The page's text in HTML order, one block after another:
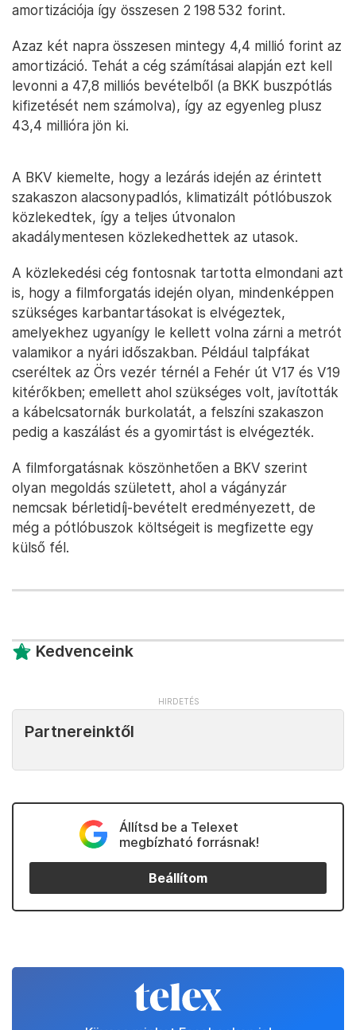
amortizációja így összesen 2 198 532 forint.
Azaz két napra összesen mintegy 4,4 millió forint az
amortizáció. Tehát a cég számításai alapján ezt kell
levonni a 47,8 milliós bevételből (a BKK buszpótlás
kifizetését nem számolva), így az egyenleg plusz
43,4 millióra jön ki.
A BKV kiemelte, hogy a lezárás idején az érintett
szakaszon alacsonypadlós, klimatizált pótlóbuszok
közlekedtek, így a teljes útvonalon
akadálymentesen közlekedhettek az utasok.
A közlekedési cég fontosnak tartotta elmondani azt
is, hogy a filmforgatás idején olyan, mindenképpen
szükséges karbantartásokat is elvégeztek,
amelyekhez ugyanígy le kellett volna zárni a metrót
valamikor a nyári időszakban. Például talpfákat
cseréltek az Örs vezér térnél a Fehér út V17 és V19
kitérőkben; emellett ahol szükséges volt, javították
a kábelcsatornák burkolatát, a felszíni szakaszon
pedig a kaszálást és a gyomirtást is elvégezték.
A filmforgatásnak köszönhetően a BKV szerint
olyan megoldás született, ahol a vágányzár
nemcsak bérletidíj-bevételt eredményezett, de
még a pótlóbuszok költségeit is megfizette egy
külső fél.
Kedvenceink
Partnereinktől
Állítsd be a Telexet
megbízható forrásnak!
Beállítom